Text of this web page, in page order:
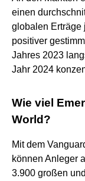
einen
globalen Erträge
positiver
Jahres 2023
Jahr 2024
Wie viel
World?
Mit dem
können Anleger
3.900 großen